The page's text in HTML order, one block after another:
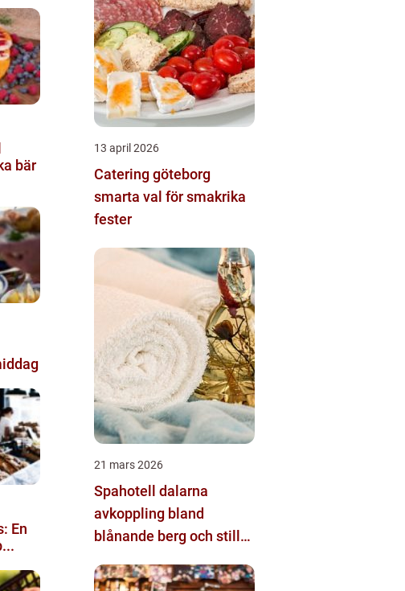
bär
En
13 april 2026
Catering göteborg
smarta val för smakrika
fester
21 mars 2026
Spahotell dalarna
avkoppling bland
blånande berg och stilla